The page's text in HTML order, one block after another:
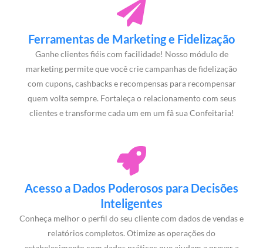
Ferramentas de Marketing e Fidelização
Ganhe clientes fiéis com facilidade! Nosso módulo de
marketing permite que você crie campanhas de fidelização
com cupons, cashbacks e recompensas para recompensar
quem volta sempre. Fortaleça o relacionamento com seus
clientes e transforme cada um em um fã sua Confeitaria!
Acesso a Dados Poderosos para Decisões
Inteligentes
Conheça melhor o perfil do seu cliente com dados de vendas e
relatórios completos. Otimize as operações do